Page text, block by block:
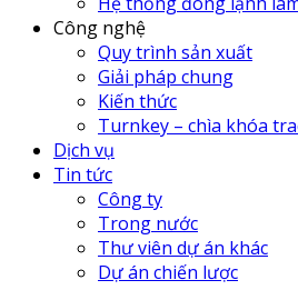
Công nghệ
Quy trình sản xuất
Giải pháp chung
Kiến thức
Turnkey – chìa khóa
Dịch vụ
Tin tức
Công ty
Trong nước
Thư viên dự án khác
Dự án chiến lược